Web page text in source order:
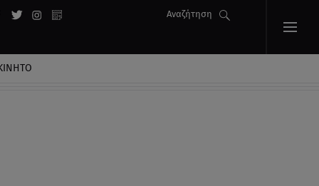
Αναζήτηση